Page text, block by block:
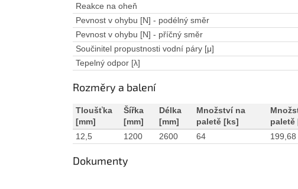
Reakce na oheň
Pevnost v ohybu [N] - podélný směr
Pevnost v ohybu [N] - příčný směr
Součinitel propustnosti vodní páry [μ]
Tepelný odpor [λ]
Rozměry a balení
Tloušťka
[mm]
Šířka
[mm]
Délka
[mm]
Množství na
paletě [ks]
paletě
12,5
1200 2600 64 199,68
Dokumenty